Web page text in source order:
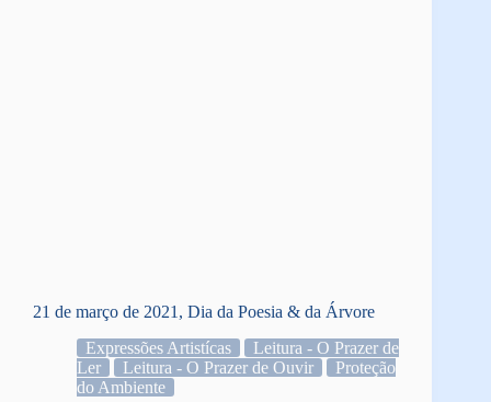
21 de março de 2021, Dia da Poesia & da Árvore
Expressões Artistícas
Leitura - O Prazer de
Ler
Leitura - O Prazer de Ouvir
Proteção
do Ambiente